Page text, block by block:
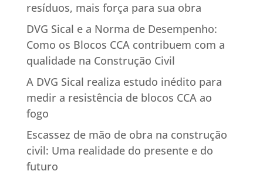
resíduos, mais força para sua obra
DVG Sical e a Norma de Desempenho:
Como os Blocos CCA contribuem com a
qualidade na Construção Civil
A DVG Sical realiza estudo inédito para
medir a resistência de blocos CCA ao
fogo
Escassez de mão de obra na construção
civil: Uma realidade do presente e do
futuro